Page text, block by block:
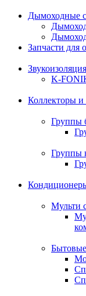
Дымоходные
Запчасти для
Звукоизоляция
K-
Коллекторы и
Группы
Группы
Мульти